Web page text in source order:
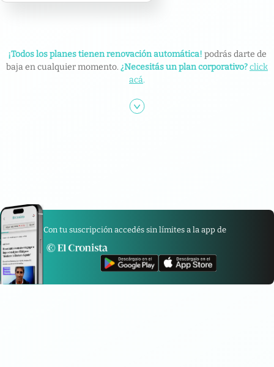
¡Todos los planes tienen renovación automática! podrás darte de
baja en cualquier momento. ¿Necesitás un plan corporativo?click
acá.
Con tu suscripción accedés sin límites a la app de